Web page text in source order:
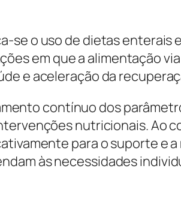
se o uso de dietas enterais
em que a alimentação
e aceleração da
contínuo dos
nutricionais. Ao
para o suporte e
às necessidades